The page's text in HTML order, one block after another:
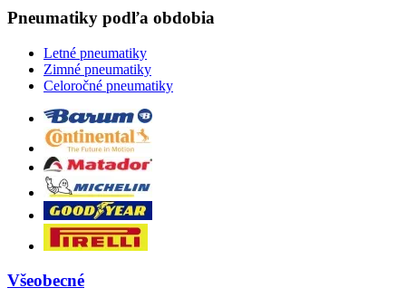
Pneumatiky podľa obdobia
Letné pneumatiky
Zimné pneumatiky
Celoročné pneumatiky
Všeobecné